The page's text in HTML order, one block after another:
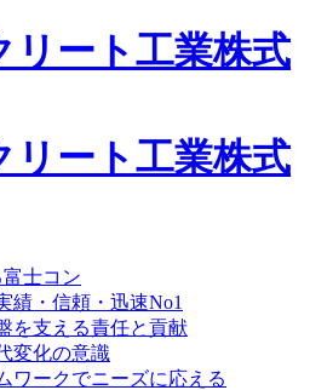
士コン
績・信頼・迅速No1
を支える責任と貢献
変化の意識
ワークでニーズに応える